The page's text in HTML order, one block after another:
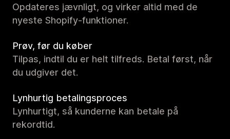
Opdateres jævnligt, og virker altid med de
nyeste Shopify-funktioner.
Prøv, før du køber
Tilpas, indtil du er helt tilfreds. Betal først, når
du udgiver det.
Lynhurtig betalingsproces
Lynhurtigt, så kunderne kan betale på
rekordtid.